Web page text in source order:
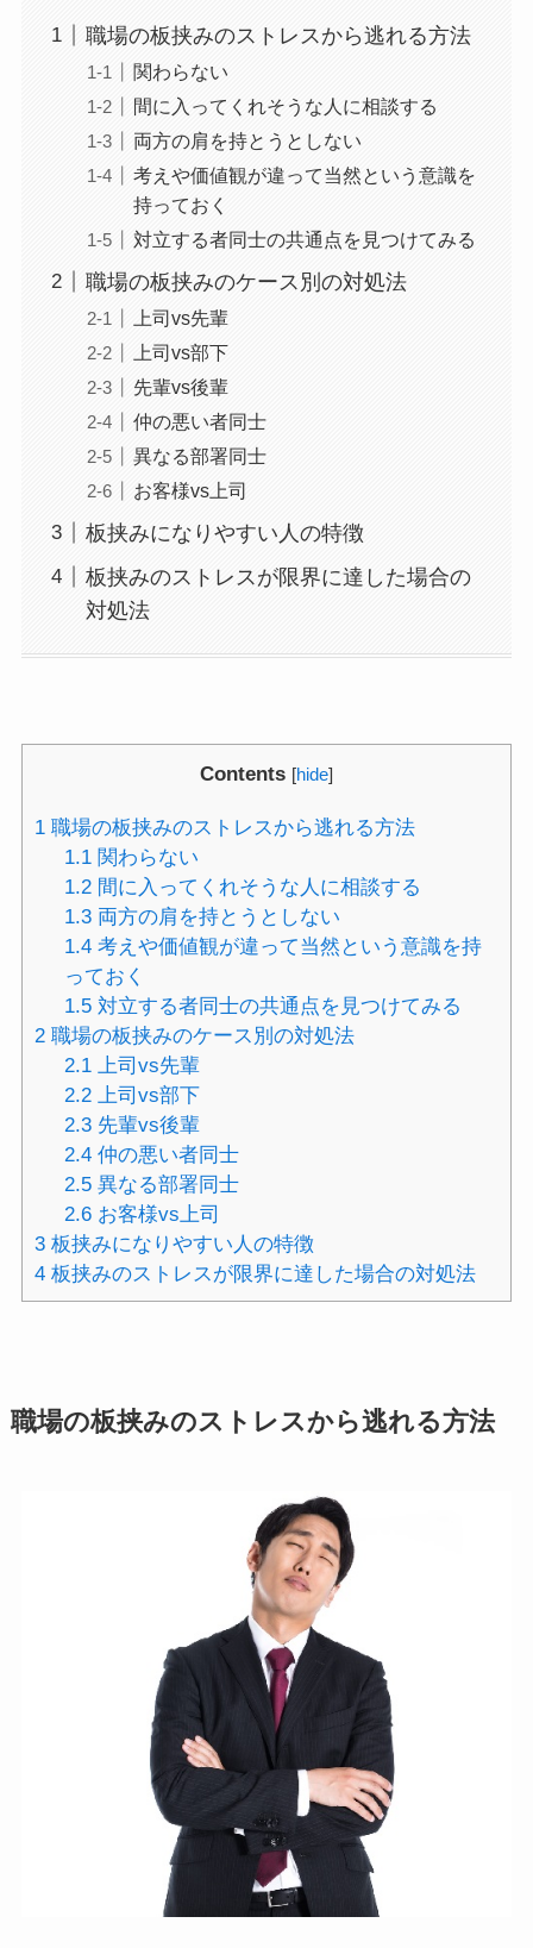
職場の板挟みのストレスから逃れる方法
関わらない
間に入ってくれそうな人に相談する
両方の肩を持とうとしない
考えや価値観が違って当然という意識を
持っておく
対立する者同士の共通点を見つけてみる
職場の板挟みのケース別の対処法
上司vs先輩
上司vs部下
先輩vs後輩
仲の悪い者同士
異なる部署同士
お客様vs上司
板挟みになりやすい人の特徴
板挟みのストレスが限界に達した場合の
対処法
Contents [hide]
1職場の板挟みのストレスから逃れる方法
1.1 関わらない
1.2 間に入ってくれそうな人に相談する
1.3 両方の肩を持とうとしない
1.4 考えや価値観が違って当然という意識を持
っておく
1.5 対立する者同士の共通点を見つけてみる
2職場の板挟みのケース別の対処法
2.1 上司vs先輩
2.2 上司vs部下
2.3 先輩vs後輩
2.4 仲の悪い者同士
2.5 異なる部署同士
2.6 お客様vs上司
3板挟みになりやすい人の特徴
4板挟みのストレスが限界に達した場合の対処法
職場の板挟みのストレスから逃れる方法